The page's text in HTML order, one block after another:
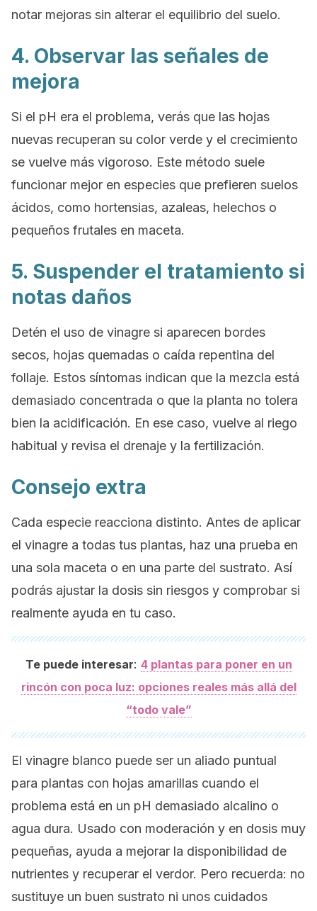
notar mejoras sin alterar el equilibrio del suelo.
4. Observar las señales de
mejora
Si el pH era el problema, verás que las hojas
nuevas recuperan su color verde y el crecimiento
se vuelve más vigoroso. Este método suele
funcionar mejor en especies que prefieren suelos
ácidos, como hortensias, azaleas, helechos o
pequeños frutales en maceta.
5. Suspender el tratamiento si
notas daños
Detén el uso de vinagre si aparecen bordes
secos, hojas quemadas o caída repentina del
follaje. Estos síntomas indican que la mezcla está
demasiado concentrada o que la planta no tolera
bien la acidificación. En ese caso, vuelve al riego
habitual y revisa el drenaje y la fertilización.
Consejo extra
Cada especie reacciona distinto. Antes de aplicar
el vinagre a todas tus plantas, haz una prueba en
una sola maceta o en una parte del sustrato. Así
podrás ajustar la dosis sin riesgos y comprobar si
realmente ayuda en tu caso.
Te puede interesar: 4 plantas para poner en un
rincón con poca luz: opciones reales más allá del
“todo vale”
El vinagre blanco puede ser un aliado puntual
para plantas con hojas amarillas cuando el
problema está en un pH demasiado alcalino o
agua dura. Usado con moderación y en dosis muy
pequeñas, ayuda a mejorar la disponibilidad de
nutrientes y recuperar el verdor. Pero recuerda: no
sustituye un buen sustrato ni unos cuidados